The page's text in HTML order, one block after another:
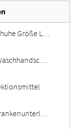
Copolymer Handschuhe Größe L Größe: L
Professional Care Waschhandschuhe
Classic Bed Basic Krankenunterlagen